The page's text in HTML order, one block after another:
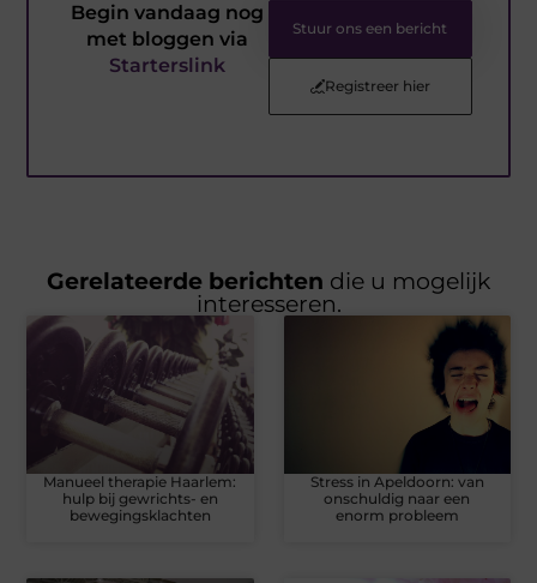
Begin vandaag nog
met bloggen via
Starterslink
Stuur ons een bericht
Registreer hier
Gerelateerde berichten die u mogelijk
interesseren.
Manueel therapie Haarlem:
hulp bij gewrichts- en
bewegingsklachten
Stress in Apeldoorn: van
onschuldig naar een
enorm probleem